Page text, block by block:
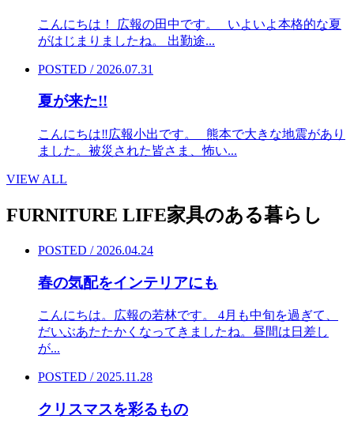
こんにちは！ 広報の田中です。 いよいよ本格的な夏
がはじまりましたね。 出勤途...
POSTED / 2026.07.31
夏が来た!!
こんにちは‼︎広報小出です。 熊本で大きな地震があり
ました。被災された皆さま、怖い...
VIEW ALL
FURNITURE LIFE家具のある暮らし
POSTED / 2026.04.24
春の気配をインテリアにも
こんにちは。広報の若林です。 4月も中旬を過ぎて、
だいぶあたたかくなってきましたね。昼間は日差し
が...
POSTED / 2025.11.28
クリスマスを彩るもの